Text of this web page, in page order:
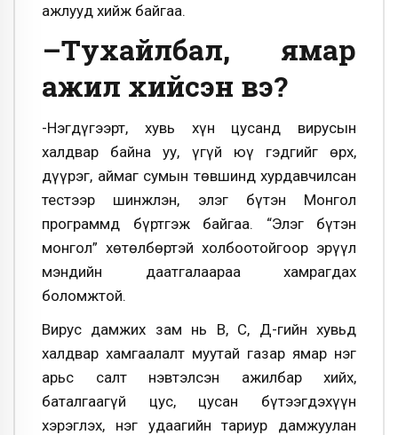
ажлууд хийж байгаа.
–Тухайлбал, ямар
ажил хийсэн вэ?
-Нэгдүгээрт, хувь хүн цусанд вирусын
халдвар байна уу, үгүй юү гэдгийг өрх,
дүүрэг, аймаг сумын төвшинд хурдавчилсан
тестээр шинжлэн, элэг бүтэн Монгол
программд бүртгэж байгаа. “Элэг бүтэн
монгол” хөтөлбөртэй холбоотойгоор эрүүл
мэндийн даатгалаараа хамрагдах
боломжтой.
Вирус дамжих зам нь В, С, Д-гийн хувьд
халдвар хамгаалалт муутай газар ямар нэг
арьс салт нэвтэлсэн ажилбар хийх,
баталгаагүй цус, цусан бүтээгдэхүүн
хэрэглэх, нэг удаагийн тариур дамжуулан